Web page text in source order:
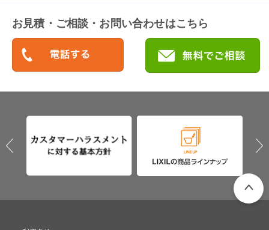
お見積・ご相談・お問い合わせはこちら